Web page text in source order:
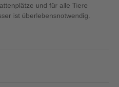
und für alle Tiere
ist überlebensnotwendig.